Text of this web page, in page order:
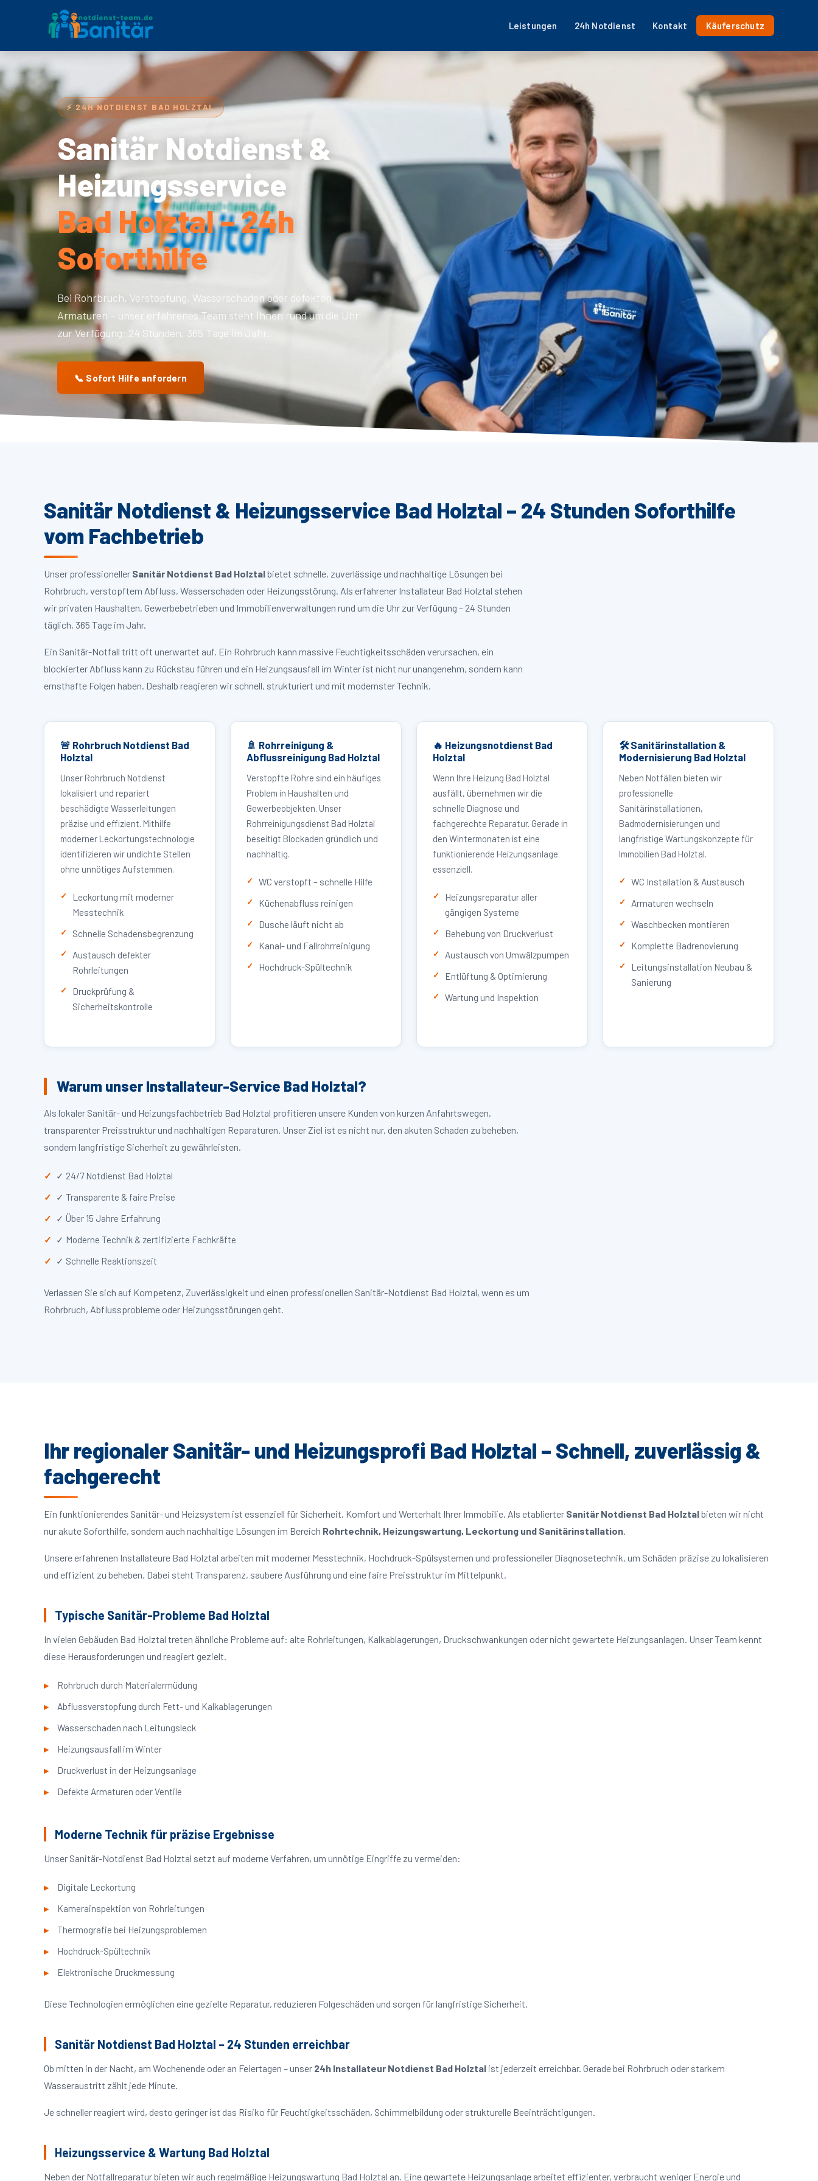
Leistungen 24h Notdienst Kontakt Käuferschutz
⚡ 24H NOTDIENST BAD HOLZTAL
Sanitär Notdienst &
Heizungsservice
Bad Holztal – 24h
Soforthilfe
Bei Rohrbruch, Verstopfung, Wasserschaden oder defekten
Armaturen – unser erfahrenes Team steht Ihnen rund um die Uhr
zur Verfügung: 24 Stunden, 365 Tage im Jahr.
📞 Sofort Hilfe anfordern
Sanitär Notdienst & Heizungsservice Bad Holztal – 24 Stunden Soforthilfe
vom Fachbetrieb
Unser professioneller Sanitär Notdienst Bad Holztalbietet schnelle, zuverlässige und nachhaltige Lösungen bei
Rohrbruch, verstopftem Abfluss, Wasserschaden oder Heizungsstörung. Als erfahrener Installateur Bad Holztal stehen
wir privaten Haushalten, Gewerbebetrieben und Immobilienverwaltungen rund um die Uhr zur Verfügung – 24 Stunden
täglich, 365 Tage im Jahr.
Ein Sanitär-Notfall tritt oft unerwartet auf. Ein Rohrbruch kann massive Feuchtigkeitsschäden verursachen, ein
blockierter Abfluss kann zu Rückstau führen und ein Heizungsausfall im Winter ist nicht nur unangenehm, sondern kann
ernsthafte Folgen haben. Deshalb reagieren wir schnell, strukturiert und mit modernster Technik.
🚨 Rohrbruch Notdienst Bad
Holztal
Unser Rohrbruch Notdienst
lokalisiert und repariert
beschädigte Wasserleitungen
präzise und effizient. Mithilfe
moderner Leckortungstechnologie
identifizieren wir undichte Stellen
ohne unnötiges Aufstemmen.
Leckortung mit moderner
Messtechnik
Schnelle Schadensbegrenzung
Austausch defekter
Rohrleitungen
Druckprüfung &
Sicherheitskontrolle
🚿 Rohrreinigung &
Abflussreinigung Bad Holztal
Verstopfte Rohre sind ein häufiges
Problem in Haushalten und
Gewerbeobjekten. Unser
Rohrreinigungsdienst Bad Holztal
beseitigt Blockaden gründlich und
nachhaltig.
WC verstopft – schnelle Hilfe
Küchenabfluss reinigen
Dusche läuft nicht ab
Kanal- und Fallrohrreinigung
Hochdruck-Spültechnik
🔥 Heizungsnotdienst Bad
Holztal
Wenn Ihre Heizung Bad Holztal
ausfällt, übernehmen wir die
schnelle Diagnose und
fachgerechte Reparatur. Gerade in
den Wintermonaten ist eine
funktionierende Heizungsanlage
essenziell.
Heizungsreparatur aller
gängigen Systeme
Behebung von Druckverlust
Austausch von Umwälzpumpen
Entlüftung & Optimierung
Wartung und Inspektion
🛠 Sanitärinstallation &
Modernisierung Bad Holztal
Neben Notfällen bieten wir
professionelle
Sanitärinstallationen,
Badmodernisierungen und
langfristige Wartungskonzepte für
Immobilien Bad Holztal.
WC Installation & Austausch
Armaturen wechseln
Waschbecken montieren
Komplette Badrenovierung
Leitungsinstallation Neubau &
Sanierung
Warum unser Installateur-Service Bad Holztal?
Als lokaler Sanitär- und Heizungsfachbetrieb Bad Holztal profitieren unsere Kunden von kurzen Anfahrtswegen,
transparenter Preisstruktur und nachhaltigen Reparaturen. Unser Ziel ist es nicht nur, den akuten Schaden zu beheben,
sondern langfristige Sicherheit zu gewährleisten.
✓ 24/7 Notdienst Bad Holztal
✓ Transparente & faire Preise
✓ Über 15 Jahre Erfahrung
✓ Moderne Technik & zertifizierte Fachkräfte
✓ Schnelle Reaktionszeit
Verlassen Sie sich auf Kompetenz, Zuverlässigkeit und einen professionellen Sanitär-Notdienst Bad Holztal, wenn es um
Rohrbruch, Abflussprobleme oder Heizungsstörungen geht.
Ihr regionaler Sanitär- und Heizungsprofi Bad Holztal – Schnell, zuverlässig &
fachgerecht
Ein funktionierendes Sanitär- und Heizsystem ist essenziell für Sicherheit, Komfort und Werterhalt Ihrer Immobilie. Als etablierter Sanitär Notdienst Bad Holztalbieten wir nicht
nur akute Soforthilfe, sondern auch nachhaltige Lösungen im Bereich Rohrtechnik, Heizungswartung, Leckortung und Sanitärinstallation.
Unsere erfahrenen Installateure Bad Holztal arbeiten mit moderner Messtechnik, Hochdruck-Spülsystemen und professioneller Diagnosetechnik, um Schäden präzise zu lokalisieren
und effizient zu beheben. Dabei steht Transparenz, saubere Ausführung und eine faire Preisstruktur im Mittelpunkt.
Typische Sanitär-Probleme Bad Holztal
In vielen Gebäuden Bad Holztal treten ähnliche Probleme auf: alte Rohrleitungen, Kalkablagerungen, Druckschwankungen oder nicht gewartete Heizungsanlagen. Unser Team kennt
diese Herausforderungen und reagiert gezielt.
Rohrbruch durch Materialermüdung
Abflussverstopfung durch Fett- und Kalkablagerungen
Wasserschaden nach Leitungsleck
Heizungsausfall im Winter
Druckverlust in der Heizungsanlage
Defekte Armaturen oder Ventile
Moderne Technik für präzise Ergebnisse
Unser Sanitär-Notdienst Bad Holztal setzt auf moderne Verfahren, um unnötige Eingriffe zu vermeiden:
Digitale Leckortung
Kamerainspektion von Rohrleitungen
Thermografie bei Heizungsproblemen
Hochdruck-Spültechnik
Elektronische Druckmessung
Diese Technologien ermöglichen eine gezielte Reparatur, reduzieren Folgeschäden und sorgen für langfristige Sicherheit.
Sanitär Notdienst Bad Holztal – 24 Stunden erreichbar
Ob mitten in der Nacht, am Wochenende oder an Feiertagen – unser 24h Installateur Notdienst Bad Holztal ist jederzeit erreichbar. Gerade bei Rohrbruch oder starkem
Wasseraustritt zählt jede Minute.
Je schneller reagiert wird, desto geringer ist das Risiko für Feuchtigkeitsschäden, Schimmelbildung oder strukturelle Beeinträchtigungen.
Heizungsservice & Wartung Bad Holztal
Neben der Notfallreparatur bieten wir auch regelmäßige Heizungswartung Bad Holztal an. Eine gewartete Heizungsanlage arbeitet effizienter, verbraucht weniger Energie und